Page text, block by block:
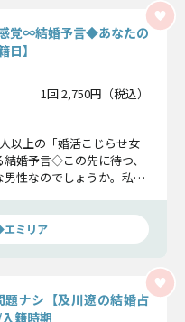
覚∞結婚予言◆あなたの
日】
1回 2,750円（税込）
以上の「婚活こじらせ女
婚予言◇この先に待つ、
性なのでしょうか。私が
ミリア
ナシ【及川遼の結婚占
籍時期